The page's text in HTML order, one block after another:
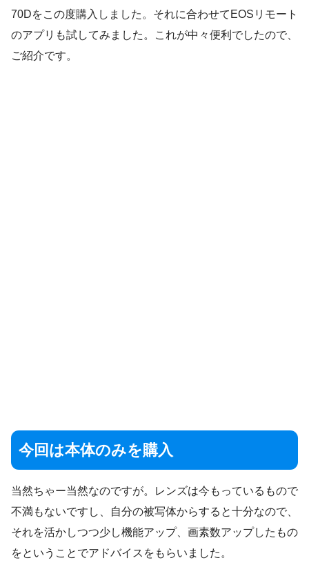
70Dをこの度購入しました。それに合わせてEOSリモート
のアプリも試してみました。これが中々便利でしたので、
ご紹介です。
今回は本体のみを購入
当然ちゃー当然なのですが。レンズは今もっているもので
不満もないですし、自分の被写体からすると十分なので、
それを活かしつつ少し機能アップ、画素数アップしたもの
をということでアドバイスをもらいました。